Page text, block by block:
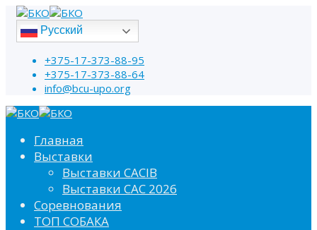
Русский
+375-17-373-88-95
+375-17-373-88-64
info@bcu-upo.org
Главная
Выставки
Выставки CACIB
Выставки САС 2026
Соревнования
ТОП СОБАКА